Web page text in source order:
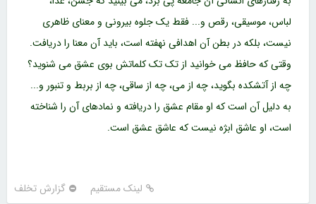
لباس، موسیقی، رقص و... فقط یک جلوه بیرونی و معنای ظاهری
نیست، بلکه در بطن آن اهدافی نهفته است، باید آن معنا را دریافت.
وقتی که حافظ می خوانید از تک تک کلماتش بوی عشق می شنوید؟
چه از آتشکده بگوید، چه از می، چه از ساقی، چه از بربط و تنبور و...
به دلیل آن است که او مقام عشق را دریافته و نمادهای آن را شناخته
است، او عاشق ابژه نیست که عاشق عشق است.
لینک مستقیم گزارش تخلف